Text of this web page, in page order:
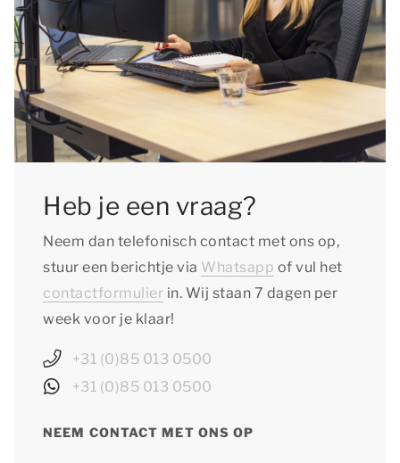
Heb je een vraag?
Neem dan telefonisch contact met ons op,
stuur een berichtje via Whatsapp of vul het
contactformulier in. Wij staan 7 dagen per
week voor je klaar!
+31 (0)85 013 0500
+31 (0)85 013 0500
NEEM CONTACT MET ONS OP